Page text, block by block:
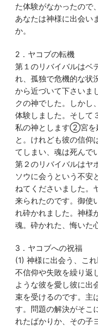
た体験がなかったので
あなたは神様に出会い
か。
2．ヤコブの転機
第１のリバイバルはベ
れ、孤独で危機的な状
から近づいて下さいま
クの神でした。しかし
体験しました。そし
私の神とします②宮を
と。けれども彼の信仰
てしまい、魂は死んで
第２のリバイバルはヤ
ソウに会うという不安
ねてくださいました。
来られたのです。御使
れ砕かれました。神様
魂。砕かれた、悔いた
3．ヤコブへの祝福
(1) 神様に出会う、こ
不信仰や失敗を繰り返
ような彼を愛し彼に出
束を受けるのです。主
す。問題の解決がそこ
れたばかりか、その子